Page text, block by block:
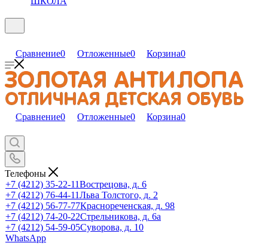
Сравнение0 Отложенные0 Корзина0
Сравнение0 Отложенные0 Корзина0
Телефоны
+7 (4212) 35-22-11Вострецова, д. 6
+7 (4212) 76-44-11Льва Толстого, д. 2
+7 (4212) 56-77-77Краснореченская, д. 98
+7 (4212) 74-20-22Стрельникова, д. 6а
+7 (4212) 54-59-05Суворова, д. 10
WhatsApp